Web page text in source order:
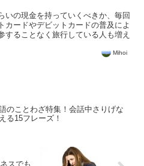
いの現金を持っていくべきか、毎回
カードやデビットカードの普及によ
することなく旅行している人も増え
Mihoi
のことわざ特集！会話中さりげな
る15フレーズ！
スでも